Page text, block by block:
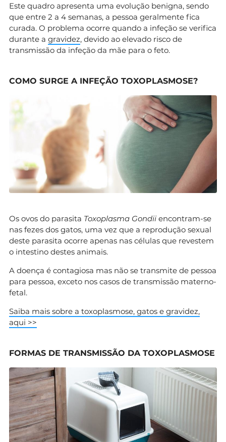
Este quadro apresenta uma evolução benigna, sendo
que entre 2 a 4 semanas, a pessoa geralmente fica
curada. O problema ocorre quando a infeção se verifica
durante a gravidez, devido ao elevado risco de
transmissão da infeção da mãe para o feto.
COMO SURGE A INFEÇÃO TOXOPLASMOSE?
Os ovos do parasita Toxoplasma Gondii encontram-se
nas fezes dos gatos, uma vez que a reprodução sexual
deste parasita ocorre apenas nas células que revestem
o intestino destes animais.
A doença é contagiosa mas não se transmite de pessoa
para pessoa, exceto nos casos de transmissão materno-
fetal.
Saiba mais sobre a toxoplasmose, gatos e gravidez,
aqui >>
FORMAS DE TRANSMISSÃO DA TOXOPLASMOSE